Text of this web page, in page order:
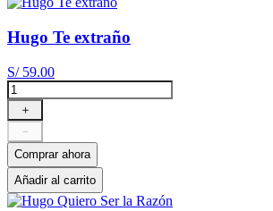
Hugo Te extraño
S/ 59.00
＋
－
Comprar ahora
Añadir al carrito